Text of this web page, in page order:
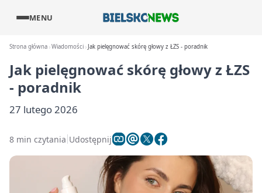
MENU
Strona główna Wiadomości Jak pielęgnować skórę głowy z ŁZS - poradnik
Jak pielęgnować skórę głowy z ŁZS
- poradnik
27 lutego 2026
8 min czytania Udostępnij